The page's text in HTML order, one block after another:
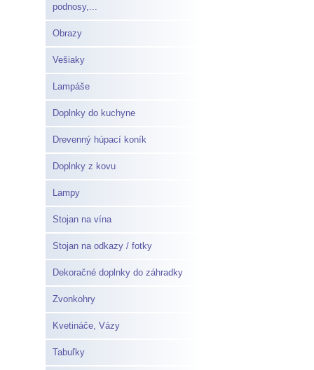
podnosy,...
Obrazy
Vešiaky
Lampáše
Doplnky do kuchyne
Drevenný húpací koník
Doplnky z kovu
Lampy
Stojan na vína
Stojan na odkazy / fotky
Dekoračné doplnky do záhradky
Zvonkohry
Kvetináče, Vázy
Tabuľky